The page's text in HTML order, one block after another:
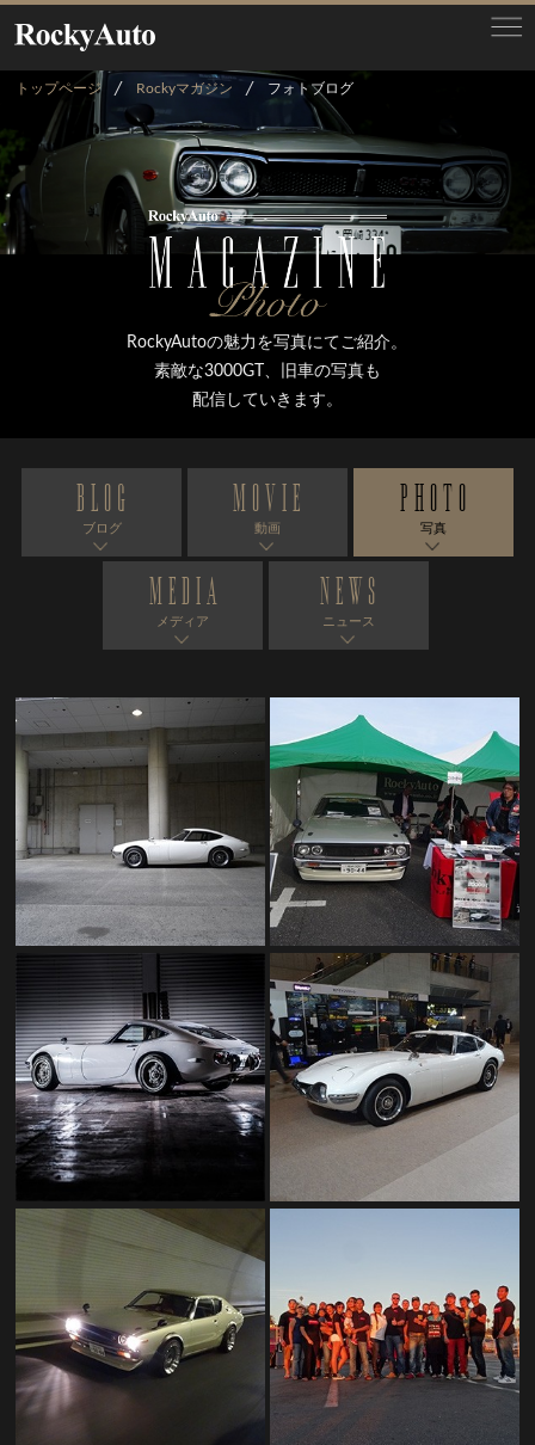
トップページ Rockyマガジン フォトブログ
RockyAutoの魅力を写真にてご紹介。
素敵な3000GT、旧車の写真も
配信していきます。
BLOG
ブログ
MOVIE
動画
PHOTO
写真
MEDIA
メディア
NEWS
ニュース